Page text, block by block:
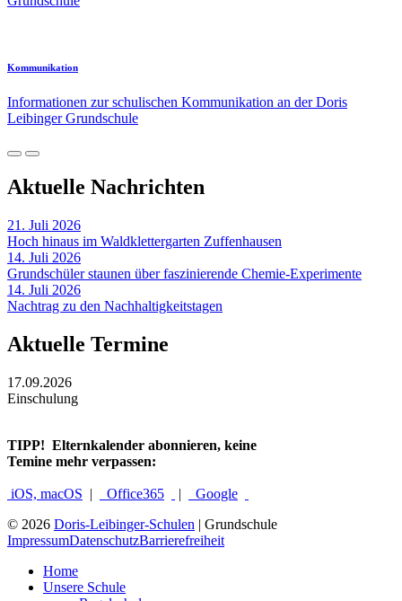
Kommunikation
Informationen zur schulischen Kommunikation an der Doris
Leibinger Grundschule
Aktuelle Nachrichten
21. Juli 2026
Hoch hinaus im Waldklettergarten Zuffenhausen
14. Juli 2026
Grundschüler staunen über faszinierende Chemie-Experimente
14. Juli 2026
Nachtrag zu den Nachhaltigkeitstagen
Aktuelle Termine
17.09.2026
Einschulung
TIPP! Elternkalender abonnieren, keine
Temine mehr verpassen:
iOS, macOS | Office365 |
Google
© 2026 Doris-Leibinger-Schulen | Grundschule
ImpressumDatenschutzBarrierefreiheit
Home
Unsere Schule